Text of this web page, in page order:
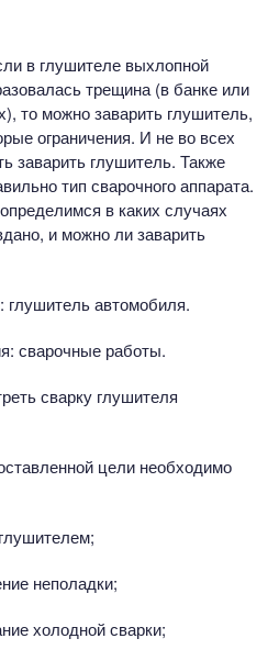
в глушителе выхлопной
трещина (в банке или
то можно заварить глушитель,
ограничения. И не во всех
заварить глушитель. Также
тип сварочного аппарата.
в каких случаях
и можно ли заварить
автомобиля.
сварочные работы.
сварку глушителя
цели необходимо
неполадки;
холодной сварки;